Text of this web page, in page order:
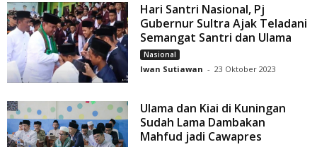
Hari Santri Nasional, Pj
Gubernur Sultra Ajak Teladani
Semangat Santri dan Ulama
Nasional
Iwan Sutiawan - 23 Oktober 2023
Ulama dan Kiai di Kuningan
Sudah Lama Dambakan
Mahfud jadi Cawapres